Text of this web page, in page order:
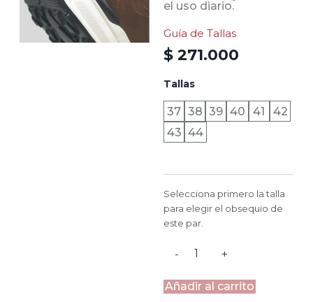
el uso diario.
Guía de Tallas
$ 271.000
Tallas
37 38 39 40 41
42
43 44
Selecciona primero la talla
para elegir el obsequio de
este par.
-
TURÍN
-
MADERA
COÑAC
NEGRO
+
Añadir al carrito